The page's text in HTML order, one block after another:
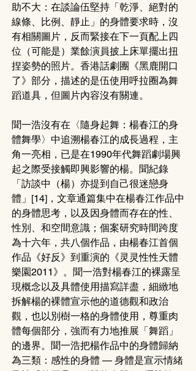
助不大：在談論伍堅持「乾淨、絕對的
線條、比例、靜止」的身體要求時，沒
有相關圖片，反而緊接在下一頁配上四
位（可能是）業餘演員披上床單擺出扭
捏姿勢的照片。香港話劇團《黑鹿開口
了》部分，描述的是伍使用呼拉圈為舞
蹈道具，但圖片內容沒有關連。
聞一浩沒有在〈隨身起舞：楊春江的身
體舞學〉中追溯楊春江的成長過程，主
角一亮相，已是在1990年代舞蹈劇場興
起之際受接觸即興影響的楊。聞紀錄
「訪談中（楊）亦提到自己很迷戀身
體」[14]，文章通篇集中在楊春江作品中
的身體思考，以及因身體而存在的性、
性別、和空間意識；個案研究時間跨度
為十六年，共八個作品，由楊春江首個
作品《好反》到重演的《灵灵性性天體
樂園2011》。聞一浩對楊春江的裸露呈
現概念以及具體使用描寫詳盡，細緻地
拆解楊的裸體宣示他的道德觀和政治
觀，也以別樹一格的身體使用，尊重肉
體每個部分，強而有力地推展「舞蹈」
的邊界。聞一浩把楊作品中的身體歸納
為三類：感性的身體 — 身體是宣示情緒